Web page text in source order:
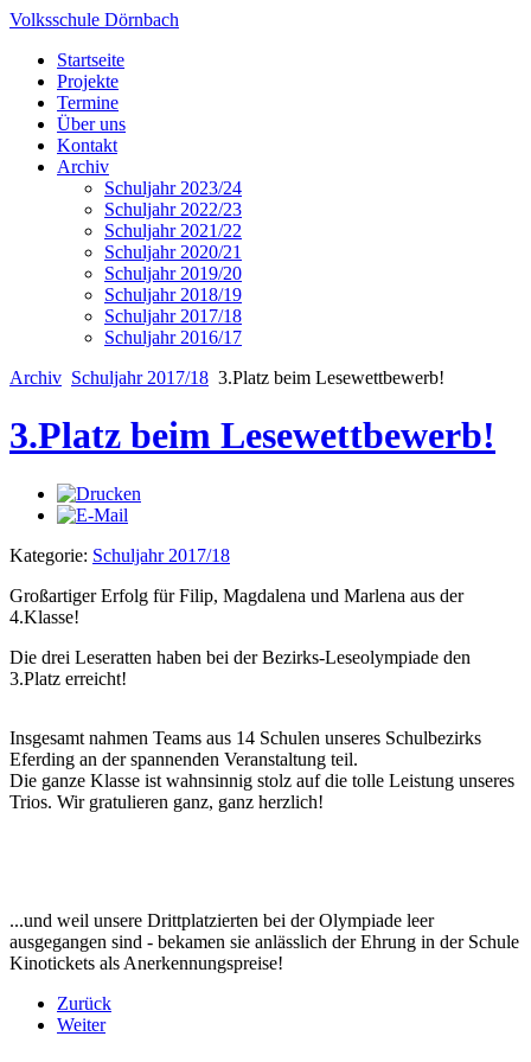
Volksschule Dörnbach
Startseite
Projekte
Termine
Über uns
Kontakt
Archiv
Schuljahr 2023/24
Schuljahr 2022/23
Schuljahr 2021/22
Schuljahr 2020/21
Schuljahr 2019/20
Schuljahr 2018/19
Schuljahr 2017/18
Schuljahr 2016/17
Archiv Schuljahr 2017/18 3.Platz beim Lesewettbewerb!
3.Platz beim Lesewettbewerb!
Kategorie: Schuljahr 2017/18
Großartiger Erfolg für Filip, Magdalena und Marlena aus der
4.Klasse!
Die drei Leseratten haben bei der Bezirks-Leseolympiade den
3.Platz erreicht!
Insgesamt nahmen Teams aus 14 Schulen unseres Schulbezirks
Eferding an der spannenden Veranstaltung teil.
Die ganze Klasse ist wahnsinnig stolz auf die tolle Leistung unseres
Trios. Wir gratulieren ganz, ganz herzlich!
...und weil unsere Drittplatzierten bei der Olympiade leer
ausgegangen sind - bekamen sie anlässlich der Ehrung in der Schule
Kinotickets als Anerkennungspreise!
Zurück
Weiter